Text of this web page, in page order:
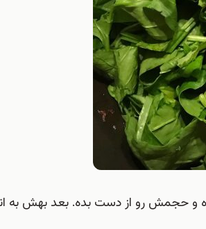
و حجمش رو از دست بده. بعد بهش به